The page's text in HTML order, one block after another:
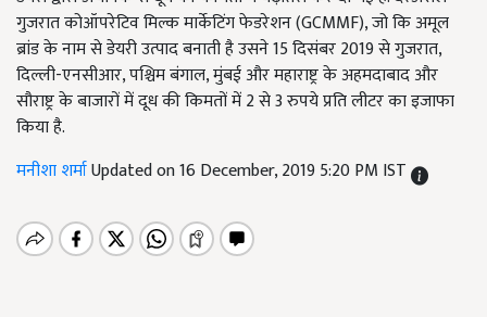
गुजरात कोऑपरेटिव मिल्क मार्केटिंग फेडरेशन (GCMMF), जो कि अमूल
ब्रांड के नाम से डेयरी उत्पाद बनाती है उसने 15 दिसंबर 2019 से गुजरात,
दिल्ली-एनसीआर, पश्चिम बंगाल, मुंबई और महाराष्ट्र के अहमदाबाद और
सौराष्ट्र के बाजारों में दूध की किमतों में 2 से 3 रुपये प्रति लीटर का इजाफा
किया है.
मनीशा शर्माUpdated on 16 December, 2019 5:20 PM IST